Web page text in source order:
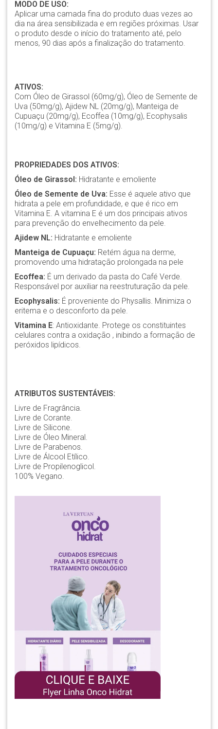
MODO DE USO:
Aplicar uma camada fina do produto duas vezes ao
dia na área sensibilizada e em regiões próximas. Usar
o produto desde o início do tratamento até, pelo
menos, 90 dias após a finalização do tratamento.
ATIVOS:
Com Óleo de Girassol (60mg/g), Óleo de Semente de
Uva (50mg/g), Ajidew NL (20mg/g), Manteiga de
Cupuaçu (20mg/g), Ecoffea (10mg/g), Ecophysalis
(10mg/g) e Vitamina E (5mg/g).
PROPRIEDADES DOS ATIVOS:
Óleo de Girassol: Hidratante e emoliente
Óleo de Semente de Uva: Esse é aquele ativo que
hidrata a pele em profundidade, e que é rico em
Vitamina E. A vitamina E é um dos principais ativos
para prevenção do envelhecimento da pele.
Ajidew NL: Hidratante e emoliente
Manteiga de Cupuaçu: Retém água na derme,
promovendo uma hidratação prolongada na pele
Ecoffea: É um derivado da pasta do Café Verde.
Responsável por auxiliar na reestruturação da pele.
Ecophysalis: É proveniente do Physallis. Minimiza o
eritema e o desconforto da pele.
Vitamina E: Antioxidante. Protege os constituintes
celulares contra a oxidação , inibindo a formação de
peróxidos lipídicos.
ATRIBUTOS SUSTENTÁVEIS:
Livre de Fragrância.
Livre de Corante.
Livre de Silicone.
Livre de Óleo Mineral.
Livre de Parabenos.
Livre de Álcool Etílico.
Livre de Propilenoglicol.
100% Vegano.